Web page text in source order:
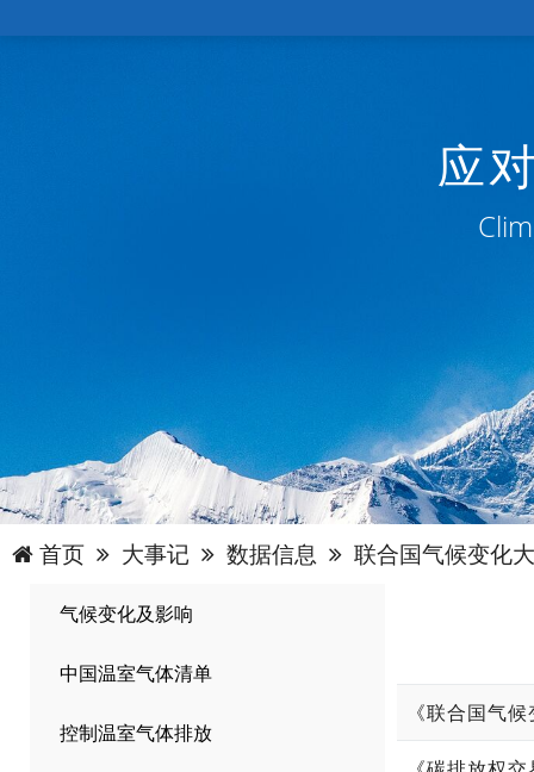
应
首页 大事记 数据信息 联合国气候变化
气候变化及影响
中国温室气体清单
控制温室气体排放
《联合国气